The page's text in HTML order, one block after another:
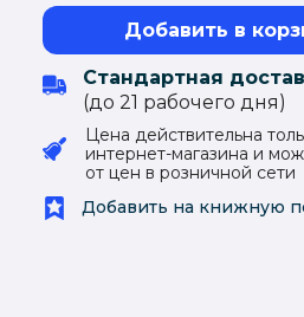
Добавить в
Стандартная
(до 21 рабочего дня)
Цена действительна
интернет-магазина и
от цен в розничной сети
Добавить на книжную